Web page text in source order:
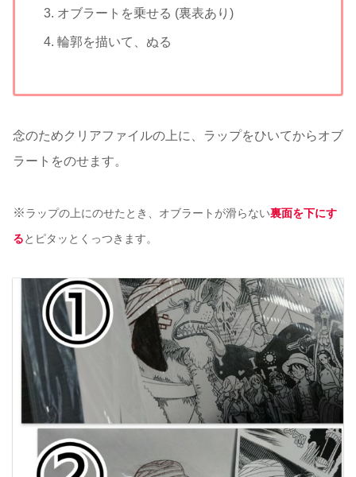
オブラートを乗せる (裏表あり)
輪郭を描いて、ぬる
念のためクリアファイルの上に、ラップをひいてからオブ
ラートをのせます。
※ラップの上にのせたとき、オブラートが滑らない裏面を下にす
るとピタッとくっつきます。